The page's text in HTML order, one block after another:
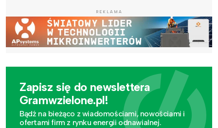
REKLAMA
Zapisz się do newslettera
Gramwzielone.pl!
Bądź na bieżąco z wiadomościami, nowościami i
ofertami firm z rynku energii odnawialnej.